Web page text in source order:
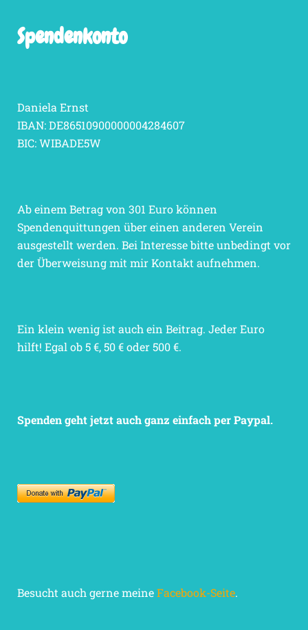
Spendenkonto
Daniela Ernst
IBAN: DE86510900000004284607
BIC: WIBADE5W
Ab einem Betrag von 301 Euro können
Spendenquittungen über einen anderen Verein
ausgestellt werden. Bei Interesse bitte unbedingt vor
der Überweisung mit mir Kontakt aufnehmen.
Ein klein wenig ist auch ein Beitrag. Jeder Euro
hilft! Egal ob 5 €, 50 € oder 500 €.
Spenden geht jetzt auch ganz einfach per Paypal.
Besucht auch gerne meineFacebook-Seite.